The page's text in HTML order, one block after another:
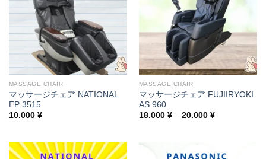
MASSAGE CHAIR
マッサージチェア NATIONAL
EP 3515
10.000 ¥
MASSAGE CHAIR
マッサージチェア FUJIIRYOKI
AS 960
18.000 ¥ – 20.000 ¥Price